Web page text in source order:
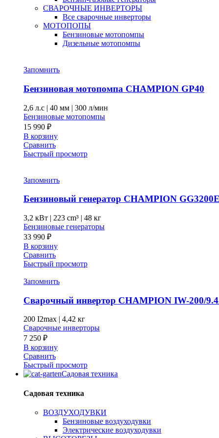
СВАРОЧНЫЕ ИНВЕРТОРЫ
Все сварочные инверторы
МОТОПОПЫ
Бензиновые мотопомпы
Дизельные мотопомпы
Запомнить
Бензиновая мотопомпа CHAMPION GP40
2,6 л.с | 40 мм | 300 л/мин
Бензиновые мотопомпы
15 990 ₽
В корзину
Сравнить
Быстрый просмотр
Запомнить
Бензиновый генератор CHAMPION
3,2 кВт | 223 cm³ | 48 кг
Бензиновые генераторы
33 990 ₽
В корзину
Сравнить
Быстрый просмотр
Запомнить
Сварочный инвертор CHAMPION IW-200/
200 I2max
4,42 кг
Сварочные инверторы
7 250 ₽
В корзину
Сравнить
Быстрый просмотр
Садовая техника
Садовая техника
ВОЗДУХОДУВКИ
Бензиновые воздуходувки
Электрические воздуходувки